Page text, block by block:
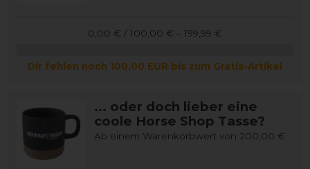
0,00 € / 100,00 € – 199,99 €
Dir fehlen noch 100,00 EUR bis zum Gratis-Artikel
... oder doch lieber eine
coole Horse Shop Tasse?
Ab einem Warenkorbwert von 200,00 €